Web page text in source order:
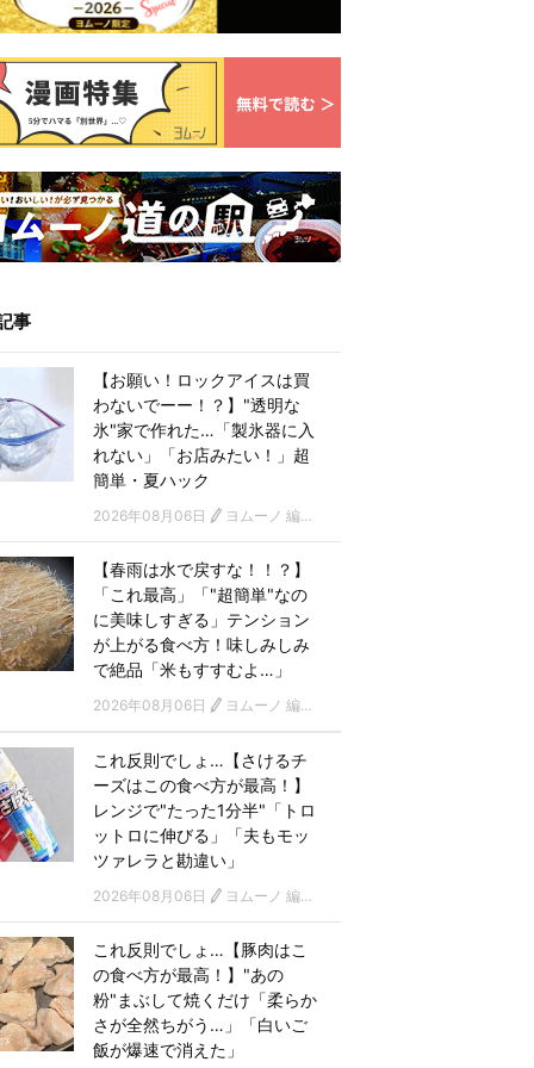
事
【お願い！ロックアイスは買
わないでーー！？】"透明な
氷"家で作れた…「製氷器に入
れない」「お店みたい！」超
簡単・夏ハック
2026年08月06日 ヨムーノ 編集部
【春雨は水で戻すな！！？】
「これ最高」「"超簡単"なの
に美味しすぎる」テンション
が上がる食べ方！味しみしみ
で絶品「米もすすむよ…」
2026年08月06日 ヨムーノ 編集部
これ反則でしょ…【さけるチ
ーズはこの食べ方が最高！】
レンジで"たった1分半"「トロ
ットロに伸びる」「夫もモッ
ツァレラと勘違い」
2026年08月06日 ヨムーノ 編集部
これ反則でしょ…【豚肉はこ
の食べ方が最高！】"あの
粉"まぶして焼くだけ「柔らか
さが全然ちがう…」「白いご
飯が爆速で消えた」